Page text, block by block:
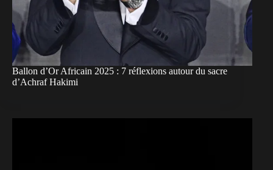
Ballon d’Or Africain 2025 : 7 réflexions autour du sacre
d’Achraf Hakimi